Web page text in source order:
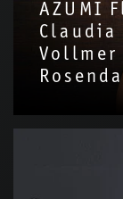
AZUMI
Claudia